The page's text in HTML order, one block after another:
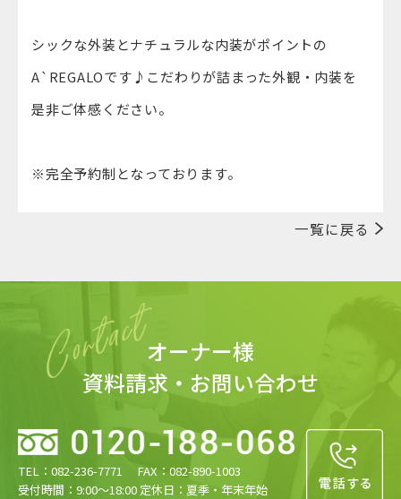
シックな外装とナチュラルな内装がポイントの
A`REGALOです♪こだわりが詰まった外観・内装を
是非ご体感ください。
※完全予約制となっております。
一覧に戻る
オーナー様
資料請求・お問い合わせ
TEL：082-236-7771 FAX：082-890-1003
受付時間：9:00〜18:00 定休日：夏季・年末年始